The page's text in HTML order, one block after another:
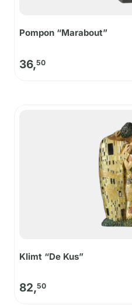
Pompon “Marabout”
36,50
Klimt “De Kus”
82,50